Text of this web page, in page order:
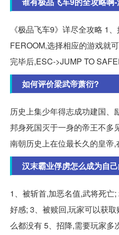
《极品飞车9》详尽全攻略 1
FEROOM,选择相应的游戏就
完毕后,ESC->JUMP TO
如何评价梁武帝萧衍?
历史上集少年得志成功建国、
邦身死国灭于一身的帝王不多
南朝历史上在位最长久的皇帝,
汉末霸业俘虏怎么成为自
1、被斩首,加恶名值,武将死亡
好感; 3、被赎回,玩家可以获
么都没有 5、招降,需要玩家多